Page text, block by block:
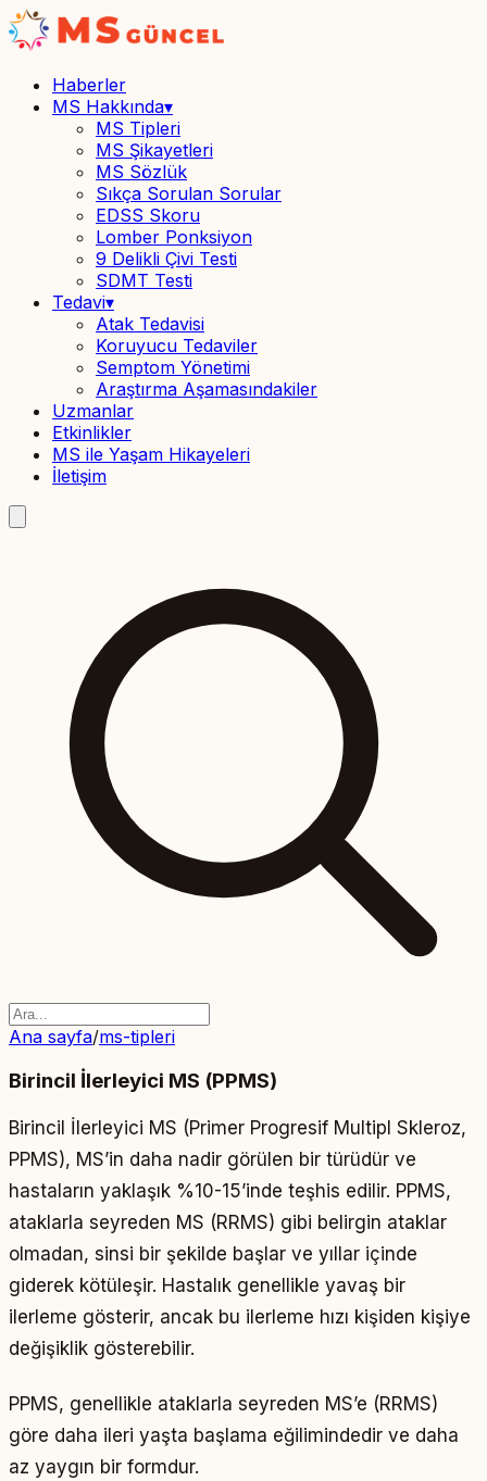
Haberler
MS Hakkında▾
MS Tipleri
MS Şikayetleri
MS Sözlük
Sıkça Sorulan Sorular
EDSS Skoru
Lomber Ponksiyon
9 Delikli Çivi Testi
SDMT Testi
Tedavi▾
Atak Tedavisi
Koruyucu Tedaviler
Semptom Yönetimi
Araştırma Aşamasındakiler
Uzmanlar
Etkinlikler
MS ile Yaşam Hikayeleri
İletişim
Ana sayfa/ms-tipleri
Birincil İlerleyici MS (PPMS)
Birincil İlerleyici MS (Primer Progresif Multipl Skleroz,
PPMS), MS’in daha nadir görülen bir türüdür ve
hastaların yaklaşık %10-15’inde teşhis edilir. PPMS,
ataklarla seyreden MS (RRMS) gibi belirgin ataklar
olmadan, sinsi bir şekilde başlar ve yıllar içinde
giderek kötüleşir. Hastalık genellikle yavaş bir
ilerleme gösterir, ancak bu ilerleme hızı kişiden kişiye
değişiklik gösterebilir.
PPMS, genellikle ataklarla seyreden MS’e (RRMS)
göre daha ileri yaşta başlama eğilimindedir ve daha
az yaygın bir formdur.